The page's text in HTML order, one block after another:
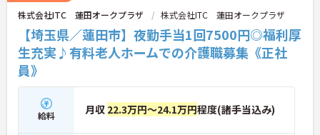
株式会社ITC 蓮田オークプラザ 株式会社ITC 蓮田オークプラザ
【埼玉県／蓮田市】夜勤手当1回7500円◎福利厚
生充実♪有料老人ホームでの介護職募集《正社
員》
給料 月収 22.3万円～24.1万円程度(諸手当込み)